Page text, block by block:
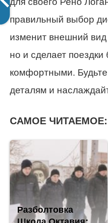
правильный выбор
изменит внешний
но и сделает
комфортными.
деталям и
САМОЕ ЧИТАЕМОЕ:
Разболтовка